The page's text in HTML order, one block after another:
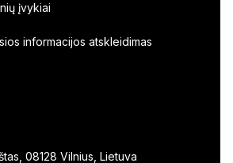
įvykiai
informacijos atskleidimas
08128 Vilnius, Lietuva